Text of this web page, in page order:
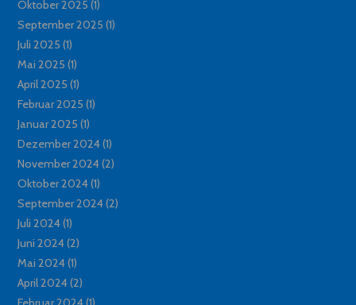
Oktober 2025 (1)
September 2025 (1)
Juli 2025 (1)
Mai 2025 (1)
April 2025 (1)
Februar 2025 (1)
Januar 2025 (1)
Dezember 2024(1)
November 2024(2)
Oktober 2024(1)
September 2024(2)
Juli 2024(1)
Juni 2024(2)
Mai 2024(1)
April 2024(2)